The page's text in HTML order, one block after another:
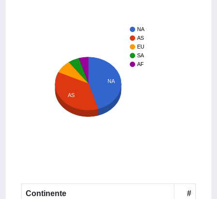
NA
AS
EU
SA
AF
NA
AS
Continente #